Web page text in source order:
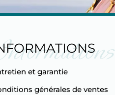
et garantie
générales de ventes